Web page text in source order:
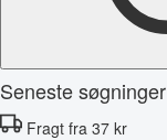
Seneste søgninger
Fragt fra 37 kr